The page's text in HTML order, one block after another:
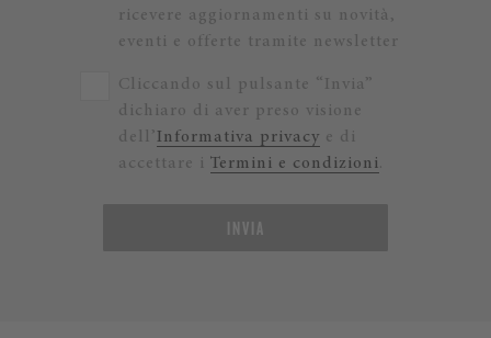
ricevere aggiornamenti su novità,
eventi e offerte tramite newsletter
Cliccando sul pulsante “Invia”
dichiaro di aver preso visione
dell’Informativa privacy e di
accettare i Termini e condizioni.
INVIA